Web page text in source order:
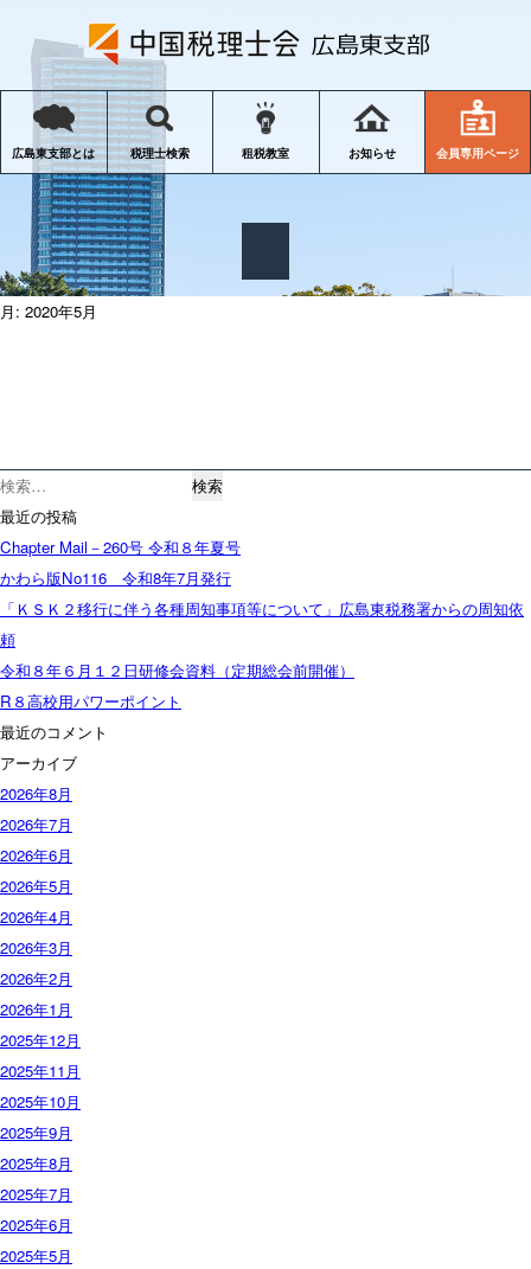
広島東支部とは 税理士検索 租税教室 お知らせ 会員専用ページ
月: 2020年5月
検
索:
最近の投稿
Chapter Mail－260号 令和８年夏号
かわら版No116 令和8年7月発行
「ＫＳＫ２移行に伴う各種周知事項等について」広島東税務署からの周知依
頼
令和８年６月１２日研修会資料（定期総会前開催）
R８高校用パワーポイント
最近のコメント
アーカイブ
2026年8月
2026年7月
2026年6月
2026年5月
2026年4月
2026年3月
2026年2月
2026年1月
2025年12月
2025年11月
2025年10月
2025年9月
2025年8月
2025年7月
2025年6月
2025年5月